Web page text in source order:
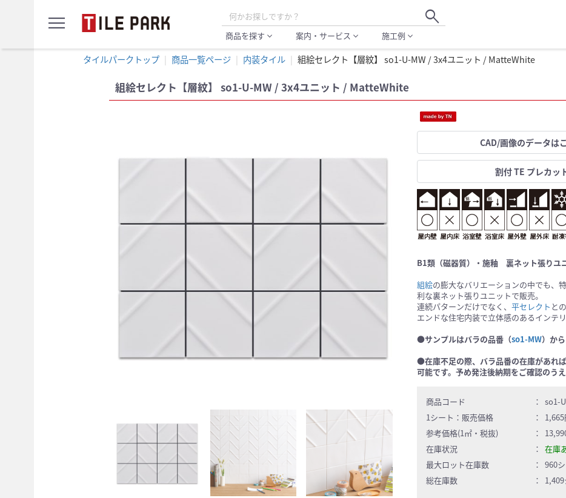
menu search
商品を探す expand_more 案内・サービス expand_more 施工例 expand_more
ン
プ
カ
タイルパークトップ 商品一覧ページ 内装タイル 組絵セレクト【層紋】 so1-U-MW / 3x4ユニット / MatteWhite
組絵セレクト【層紋】 so1-U-MW / 3x4ユニット / MatteWhite
CAD/画像のデータは
割付 TE プレカッ
B1類（磁器質）・施釉 裏ネット張りユ
組絵の膨大なバリエーションの中でも、
利な裏ネット張りユニットで販売。
連続パターンだけでなく、 平セレクト と
エンドな住宅内装で立体感のあるインテ
●サンプルはバラの品番（so1-MW）か
●在庫不足の際、バラ品番の在庫があれ
可能です。予め発注後納期をご確認のうえ
商品コード ： so1-
1シート： 販売価格 ： 1,665
参考価格(1㎡・税抜) ：
在庫状況
： 在庫
最大ロット在庫数
：
総在庫数
：